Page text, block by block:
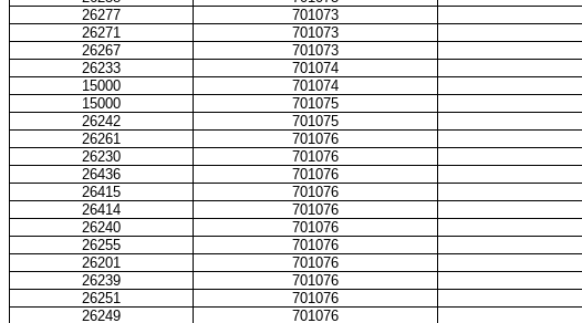
26277
701073
26271
701073
26267
701073
26233
701074
15000
701074
15000
701075
26242
701075
26261
701076
26230
701076
26436
701076
26415
701076
26414
701076
26240
701076
26255
701076
26201
701076
26239
701076
26251
701076
26249
701076